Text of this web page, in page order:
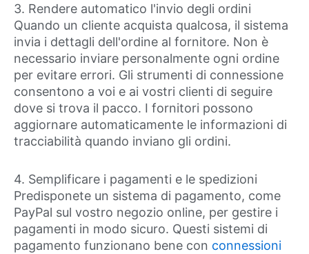
3. Rendere automatico l'invio degli ordini
Quando un cliente acquista qualcosa, il sistema
invia i dettagli dell'ordine al fornitore. Non è
necessario inviare personalmente ogni ordine
per evitare errori. Gli strumenti di connessione
consentono a voi e ai vostri clienti di seguire
dove si trova il pacco. I fornitori possono
aggiornare automaticamente le informazioni di
tracciabilità quando inviano gli ordini.
4. Semplificare i pagamenti e le spedizioni
Predisponete un sistema di pagamento, come
PayPal sul vostro negozio online, per gestire i
pagamenti in modo sicuro. Questi sistemi di
pagamento funzionano bene con connessioni